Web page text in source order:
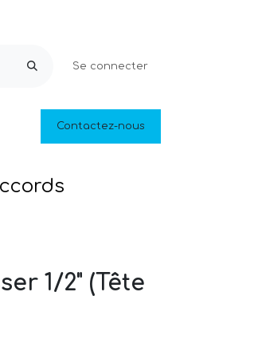
Se connecter
Piscines naturelles
Contactez-nous
1/2" (Tête